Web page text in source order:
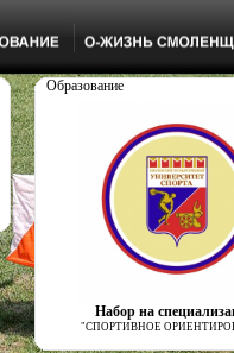
Образование
Набор на
"СПОРТИВНОЕ